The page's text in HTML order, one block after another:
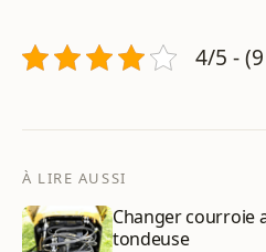
4/5 -
À LIRE AUSSI
Changer courroie
tondeuse